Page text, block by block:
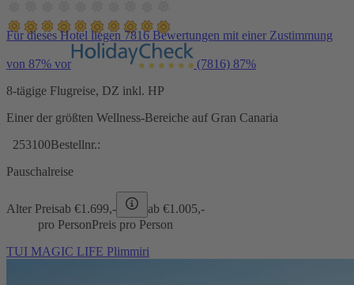
Für dieses Hotel liegen 7816 Bewertungen mit einer Zustimmung
von 87% vor (7816) 87%
8-tägige Flugreise, DZ inkl. HP
Einer der größten Wellness-Bereiche auf Gran Canaria
253100Bestellnr.:
Pauschalreise
Alter Preisab €1.699,- ab €1.005,-
pro PersonPreis pro Person
TUI MAGIC LIFE Plimmiri